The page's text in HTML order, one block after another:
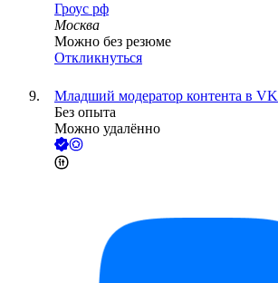
Гроус рф
Москва
Можно без резюме
Откликнуться
Младший модератор контента в VK
Без опыта
Можно удалённо